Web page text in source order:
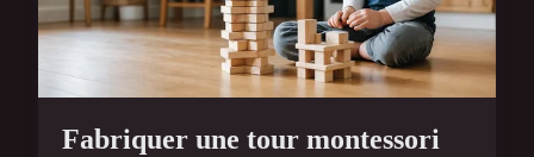
Fabriquer une tour montessori